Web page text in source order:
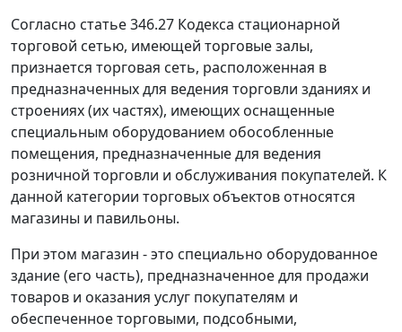
Согласно статье 346.27 Кодекса стационарной
торговой сетью, имеющей торговые залы,
признается торговая сеть, расположенная в
предназначенных для ведения торговли зданиях и
строениях (их частях), имеющих оснащенные
специальным оборудованием обособленные
помещения, предназначенные для ведения
розничной торговли и обслуживания покупателей. К
данной категории торговых объектов относятся
магазины и павильоны.
При этом магазин - это специально оборудованное
здание (его часть), предназначенное для продажи
товаров и оказания услуг покупателям и
обеспеченное торговыми, подсобными,